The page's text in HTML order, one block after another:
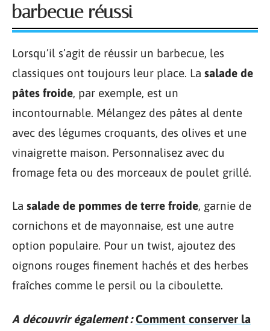
barbecue réussi
Lorsqu’il s’agit de réussir un barbecue, les
classiques ont toujours leur place. La salade de
pâtes froide, par exemple, est un
incontournable. Mélangez des pâtes al dente
avec des légumes croquants, des olives et une
vinaigrette maison. Personnalisez avec du
fromage feta ou des morceaux de poulet grillé.
La salade de pommes de terre froide, garnie de
cornichons et de mayonnaise, est une autre
option populaire. Pour un twist, ajoutez des
oignons rouges finement hachés et des herbes
fraîches comme le persil ou la ciboulette.
A découvrir également : Comment conserver la